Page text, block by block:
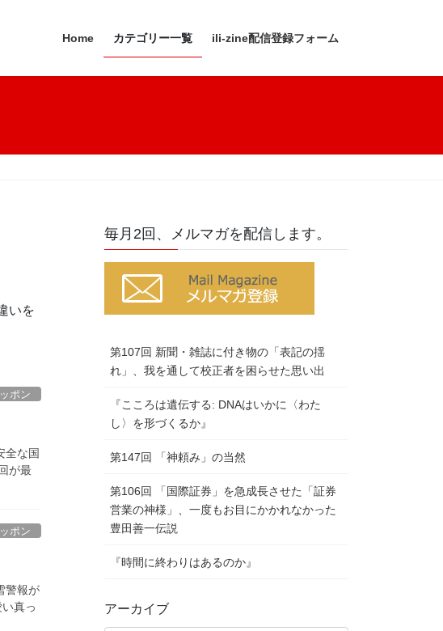
Home カテゴリー一覧 ili-zine配信登録フォーム
いを
ポン
全な国
が最
ポン
警報が
真っ
毎月2回、メルマガを配信します。
第107回 新聞・雑誌に付き物の「表記の揺
れ」、我を通して校正者を困らせた思い出
『こころは遺伝する: DNAはいかに〈わた
し〉を形づくるか』
第147回 「神頼み」の当然
第106回 「国際証券」を急成長させた「証券
営業の神様」、一度もお目にかかれなかった
豊田善一伝説
『時間に終わりはあるのか』
アーカイブ